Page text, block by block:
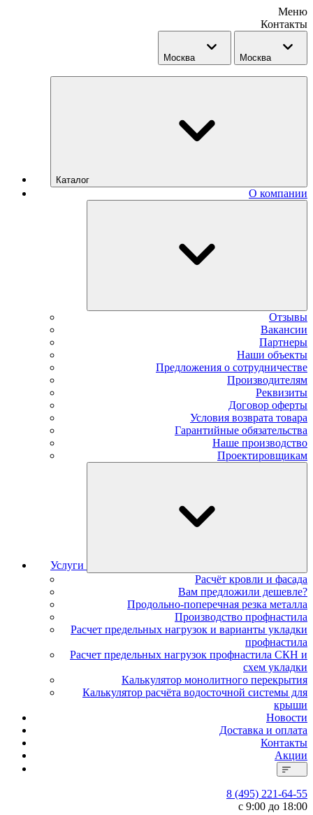
Меню
Контакты
Москва Москва
Каталог
О компании
Отзывы
Вакансии
Партнеры
Наши объекты
Предложения о сотрудничестве
Производителям
Реквизиты
Договор оферты
Условия возврата товара
Гарантийные обязательства
Наше производство
Проектировщикам
Услуги
Расчёт кровли и фасада
Вам предложили дешевле?
Продольно-поперечная резка металла
Производство профнастила
Расчет предельных нагрузок и варианты укладки
профнастила
Расчет предельных нагрузок профнастила СКН и
схем укладки
Калькулятор монолитного перекрытия
Калькулятор расчёта водосточной системы для
крыши
Новости
Доставка и оплата
Контакты
Акции
8 (495) 221-64-55
с 9:00 до 18:00